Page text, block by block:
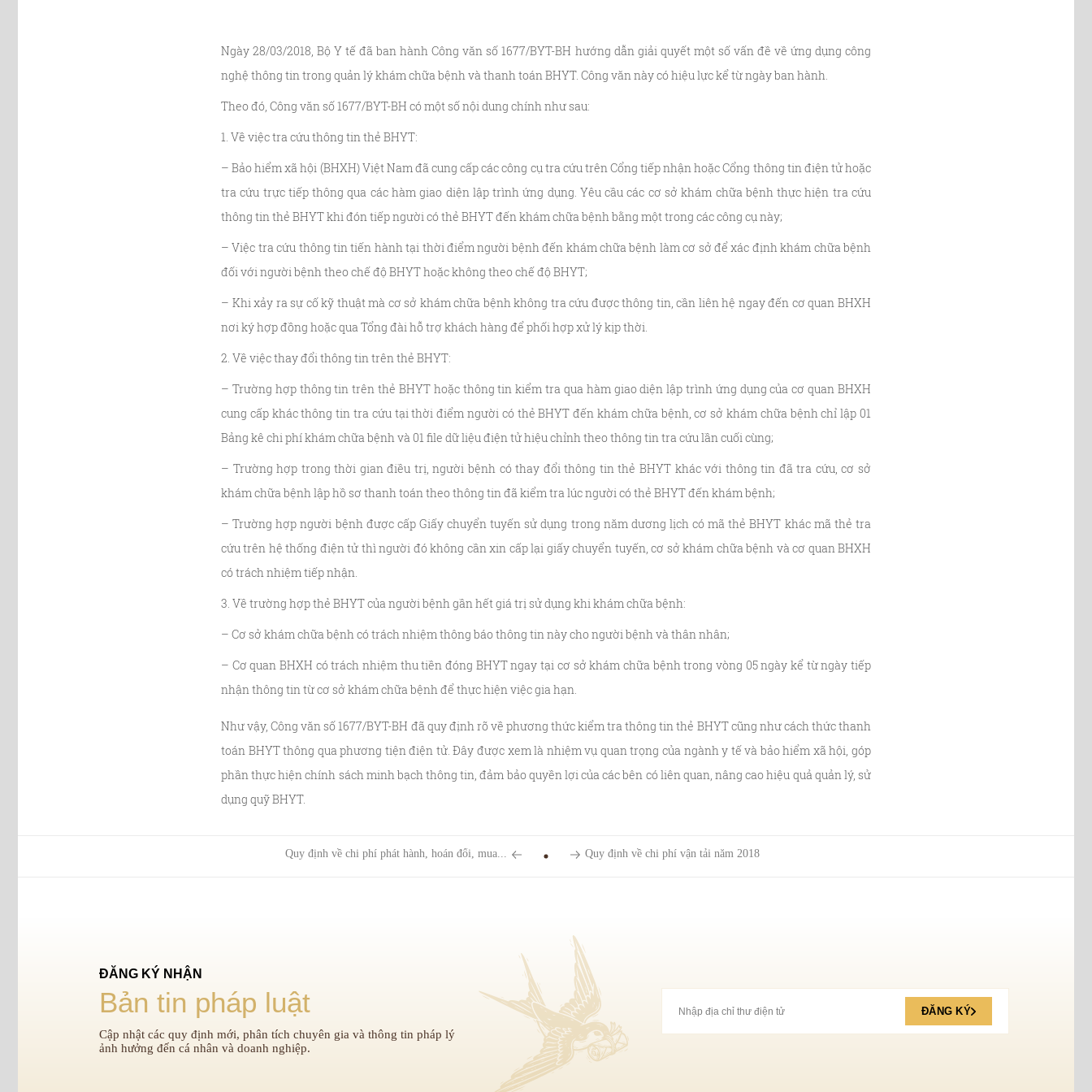
Ngày 28/03/2018, Bộ Y tế đã ban hành Công văn số 1677/BYT-BH hướng dẫn giải quyết một số vấn đề về ứng dụng công
nghệ thông tin trong quản lý khám chữa bệnh và thanh toán BHYT. Công văn này có hiệu lực kể từ ngày ban hành.
Theo đó, Công văn số 1677/BYT-BH có một số nội dung chính như sau:
1. Về việc tra cứu thông tin thẻ BHYT:
– Bảo hiểm xã hội (BHXH) Việt Nam đã cung cấp các công cụ tra cứu trên Cổng tiếp nhận hoặc Cổng thông tin điện tử hoặc
tra cứu trực tiếp thông qua các hàm giao diện lập trình ứng dụng. Yêu cầu các cơ sở khám chữa bệnh thực hiện tra cứu
thông tin thẻ BHYT khi đón tiếp người có thẻ BHYT đến khám chữa bệnh bằng một trong các công cụ này;
– Việc tra cứu thông tin tiến hành tại thời điểm người bệnh đến khám chữa bệnh làm cơ sở để xác định khám chữa bệnh
đối với người bệnh theo chế độ BHYT hoặc không theo chế độ BHYT;
– Khi xảy ra sự cố kỹ thuật mà cơ sở khám chữa bệnh không tra cứu được thông tin, cần liên hệ ngay đến cơ quan BHXH
nơi ký hợp đồng hoặc qua Tổng đài hỗ trợ khách hàng để phối hợp xử lý kịp thời.
2. Về việc thay đổi thông tin trên thẻ BHYT:
– Trường hợp thông tin trên thẻ BHYT hoặc thông tin kiểm tra qua hàm giao diện lập trình ứng dụng của cơ quan BHXH
cung cấp khác thông tin tra cứu tại thời điểm người có thẻ BHYT đến khám chữa bệnh, cơ sở khám chữa bệnh chỉ lập 01
Bảng kê chi phí khám chữa bệnh và 01 file dữ liệu điện tử hiệu chỉnh theo thông tin tra cứu lần cuối cùng;
– Trường hợp trong thời gian điều trị, người bệnh có thay đổi thông tin thẻ BHYT khác với thông tin đã tra cứu, cơ sở
khám chữa bệnh lập hồ sơ thanh toán theo thông tin đã kiểm tra lúc người có thẻ BHYT đến khám bệnh;
– Trường hợp người bệnh được cấp Giấy chuyển tuyến sử dụng trong năm dương lịch có mã thẻ BHYT khác mã thẻ tra
cứu trên hệ thống điện tử thì người đó không cần xin cấp lại giấy chuyển tuyến, cơ sở khám chữa bệnh và cơ quan BHXH
có trách nhiệm tiếp nhận.
3. Về trường hợp thẻ BHYT của người bệnh gần hết giá trị sử dụng khi khám chữa bệnh:
– Cơ sở khám chữa bệnh có trách nhiệm thông báo thông tin này cho người bệnh và thân nhân;
– Cơ quan BHXH có trách nhiệm thu tiền đóng BHYT ngay tại cơ sở khám chữa bệnh trong vòng 05 ngày kể từ ngày tiếp
nhận thông tin từ cơ sở khám chữa bệnh để thực hiện việc gia hạn.
Như vậy, Công văn số 1677/BYT-BH đã quy định rõ về phương thức kiểm tra thông tin thẻ BHYT cũng như cách thức thanh
toán BHYT thông qua phương tiện điện tử. Đây được xem là nhiệm vụ quan trọng của ngành y tế và bảo hiểm xã hội, góp
phần thực hiện chính sách minh bạch thông tin, đảm bảo quyền lợi của các bên có liên quan, nâng cao hiệu quả quản lý, sử
dụng quỹ BHYT.
Quy định về chi phí phát hành, hoán đổi, mua... Quy định về chi phí vận tải năm 2018
ĐĂNG KÝ NHẬN
Bản tin pháp luật
Cập nhật các quy định mới, phân tích chuyên gia và thông tin pháp lý
ảnh hưởng đến cá nhân và doanh nghiệp.
ĐĂNG KÝ